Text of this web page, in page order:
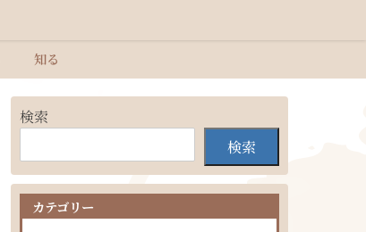
知る
検索
検索
カテゴリー